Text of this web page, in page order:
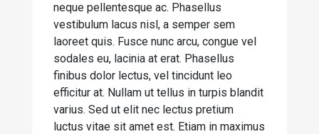
neque pellentesque ac. Phasellus
vestibulum lacus nisl, a semper sem
laoreet quis. Fusce nunc arcu, congue vel
sodales eu, lacinia at erat. Phasellus
finibus dolor lectus, vel tincidunt leo
efficitur at. Nullam ut tellus in turpis blandit
varius. Sed ut elit nec lectus pretium
luctus vitae sit amet est. Etiam in maximus